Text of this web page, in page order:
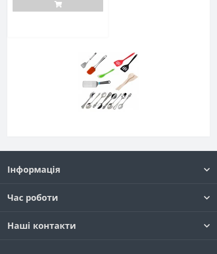
Інформація
Час роботи
Наші контакти